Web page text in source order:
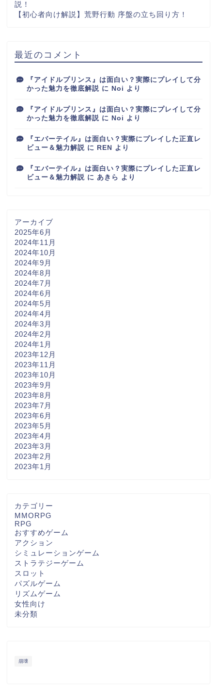
説！
【初心者向け解説】荒野行動 序盤の立ち回り方！
最近のコメント
『アイドルプリンス』は面白い？実際にプレイして分
かった魅力を徹底解説 に Noi より
『アイドルプリンス』は面白い？実際にプレイして分
かった魅力を徹底解説 に Noi より
『エバーテイル』は面白い？実際にプレイした正直レ
ビュー＆魅力解説 に REN より
『エバーテイル』は面白い？実際にプレイした正直レ
ビュー＆魅力解説 に あきら より
アーカイブ
2025年6月
2024年11月
2024年10月
2024年9月
2024年8月
2024年7月
2024年6月
2024年5月
2024年4月
2024年3月
2024年2月
2024年1月
2023年12月
2023年11月
2023年10月
2023年9月
2023年8月
2023年7月
2023年6月
2023年5月
2023年4月
2023年3月
2023年2月
2023年1月
カテゴリー
MMORPG
RPG
おすすめゲーム
アクション
シミュレーションゲーム
ストラテジーゲーム
スロット
パズルゲーム
リズムゲーム
女性向け
未分類
崩壊